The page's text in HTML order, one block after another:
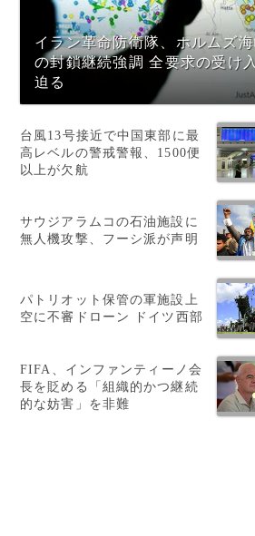
イラン革命防衛隊、ホルムズ
の封鎖継続強調 全要求の受け
迫る
台風13号接近で中国東部に最
高レベルの警戒警報、1500便
以上が欠航
サウジアラムコの石油施設に
無人機攻撃、フーシ派が声明
パトリオット保管の軍施設上
空に不審ドローン ドイツ西部
FIFA、インファンティーノ会
長を貶める「組織的かつ継続
的な妨害」を非難